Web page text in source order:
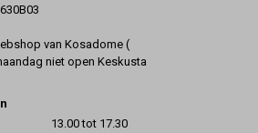
van Kosadome (
niet open Keskusta
13.00 tot 17.30